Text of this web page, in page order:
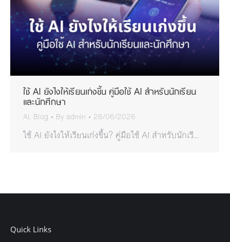
ใช้ AI ยังไงให้เรียนเก่งขึ้น คู่มือใช้ AI สำหรับนักเรียน
และนักศึกษา
AI, Blog By admin 26/06/2026
ใช้ AI ยังไงให้เรียนเก่งขึ้น? คู่มือใช้ AI สำหรับนักเรี…
Quick Links